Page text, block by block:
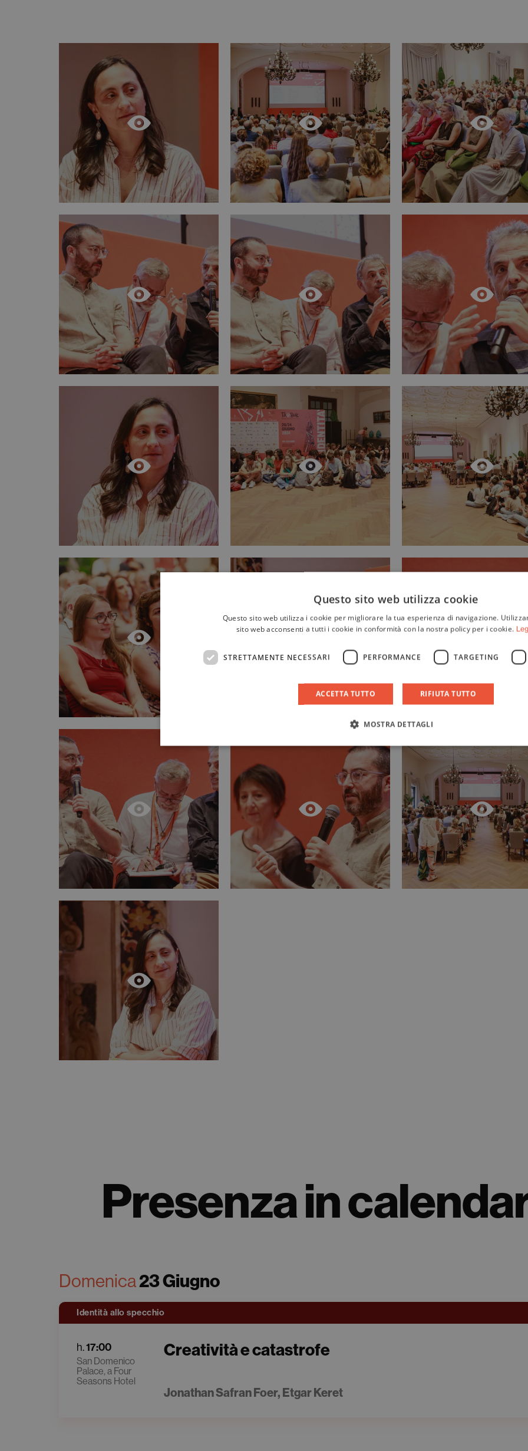
Presenza in
Domenica23 Giugno
Identità allo specchio
h.17:00
San Domenico
Palace, a Four
Seasons Hotel
Creatività e catastrofe
Jonathan Safran Foer, Etgar Keret
Questo sito web utilizza cookie
Questo sito web utilizza i cookie per migliorare la tua esperienza di navigazione.
sito web acconsenti a tutti i cookie in conformità con la nostra policy per i cookie.
STRETTAMENTE NECESSARI PERFORMANCE TARGETING
ACCETTA TUTTO RIFIUTA TUTTO
MOSTRA DETTAGLI